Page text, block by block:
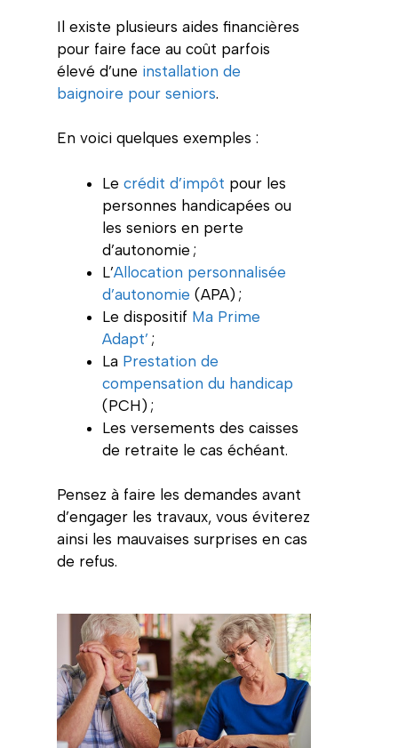
Il existe plusieurs aides financières
pour faire face au coût parfois
élevé d’une installation de
baignoire pour seniors.
En voici quelques exemples :
Le crédit d’impôt pour les
personnes handicapées ou
les seniors en perte
d’autonomie ;
L’Allocation personnalisée
d’autonomie (APA) ;
Le dispositif Ma Prime
Adapt’ ;
La Prestation de
compensation du handicap
(PCH) ;
Les versements des caisses
de retraite le cas échéant.
Pensez à faire les demandes avant
d’engager les travaux, vous éviterez
ainsi les mauvaises surprises en cas
de refus.